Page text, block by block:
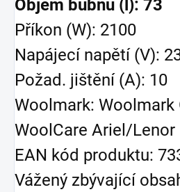
Objem bubnu (l): 73
Příkon (W): 2100
Napájecí napětí (V):
Požad. jištění (A): 10
Woolmark: Woolmark
WoolCare Ariel/Lenor
EAN kód produktu:
Vážený zbývající